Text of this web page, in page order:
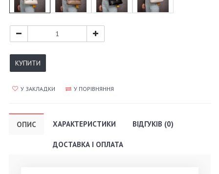
КУПИТИ
У ЗАКЛАДКИ У ПОРІВНЯННЯ
ОПИС ХАРАКТЕРИСТИКИ ВІДГУКІВ (0)
ДОСТАВКА І ОПЛАТА